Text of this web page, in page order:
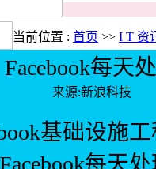
当前位置 : 首页 >> I T 资
Facebook每天
来源:新浪
基础设施工
每天